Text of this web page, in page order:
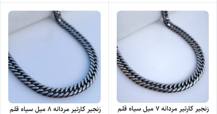
زنجیر کارتیر مردانه ۷ میل سیاه قلم
زنجیر کارتیر مردانه 8 میل سیاه قلم